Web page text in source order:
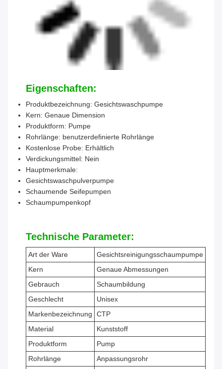
Eigenschaften:
Produktbezeichnung: Gesichtswaschpumpe
Kern: Genaue Dimension
Produktform: Pumpe
Rohrlänge: benutzerdefinierte Rohrlänge
Kostenlose Probe: Erhältlich
Verdickungsmittel: Nein
Hauptmerkmale:
Gesichtswaschpulverpumpe
Schaumende Seifepumpen
Schaumpumpenkopf
Technische Parameter:
Art der Ware
Gesichtsreinigungsschaumpumpe
Kern
Genaue Abmessungen
Gebrauch
Schaumbildung
Geschlecht
Unisex
Markenbezeichnung
CTP
Material
Kunststoff
Produktform
Pump
Rohrlänge
Anpassungsrohr